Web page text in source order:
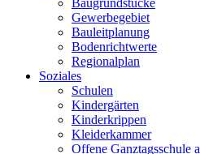
Baugrundstücke
Gewerbegebiet
Bauleitplanung
Bodenrichtwerte
Regionalplan
Soziales
Schulen
Kindergärten
Kinderkrippen
Kleiderkammer
Offene Ganztagsschule